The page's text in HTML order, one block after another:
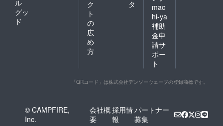
ル
グッ
ド
ク
ト
の
広
め
方
タ
mac
hi-ya
補助
金申
請サ
ポー
ト
「QRコード」は株式会社デンソーウェーブの登録商標です。
© CAMPFIRE,
Inc.
会社概
要
採用情
報
パートナー
募集